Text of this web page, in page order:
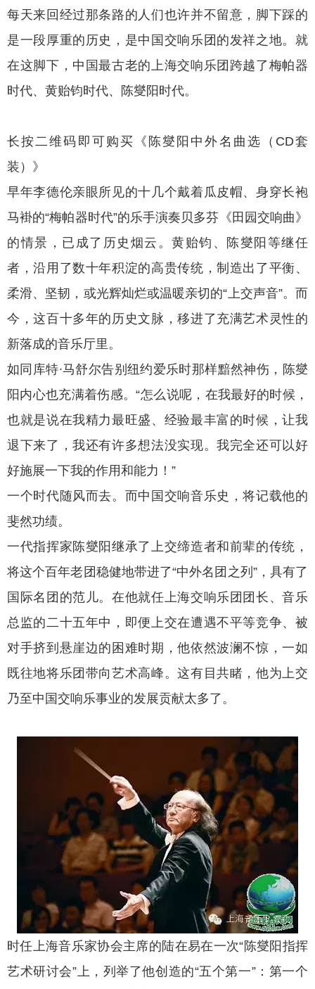
每天来回经过那条路的人们也许并不留意，脚下踩的
是一段厚重的历史，是中国交响乐团的发祥之地。就
在这脚下，中国最古老的上海交响乐团跨越了梅帕器
时代、黄贻钧时代、陈燮阳时代。
长按二维码即可购买《陈燮阳中外名曲选（CD套
装）》
早年李德伦亲眼所见的十几个戴着瓜皮帽、身穿长袍
马褂的“梅帕器时代”的乐手演奏贝多芬《田园交响曲》
的情景，已成了历史烟云。黄贻钧、陈燮阳等继任
者，沿用了数十年积淀的高贵传统，制造出了平衡、
柔滑、坚韧，或光辉灿烂或温暖亲切的“上交声音”。而
今，这百十多年的历史文脉，移进了充满艺术灵性的
新落成的音乐厅里。
如同库特∙马舒尔告别纽约爱乐时那样黯然神伤，陈燮
阳内心也充满着伤感。“怎么说呢，在我最好的时候，
也就是说在我精力最旺盛、经验最丰富的时候，让我
退下来了，我还有许多想法没实现。我完全还可以好
好施展一下我的作用和能力！”
一个时代随风而去。而中国交响音乐史，将记载他的
斐然功绩。
一代指挥家陈燮阳继承了上交缔造者和前辈的传统，
将这个百年老团稳健地带进了“中外名团之列”，具有了
国际名团的范儿。在他就任上海交响乐团团长、音乐
总监的二十五年中，即便上交在遭遇不平等竞争、被
对手挤到悬崖边的困难时期，他依然波澜不惊，一如
既往地将乐团带向艺术高峰。这有目共睹，他为上交
乃至中国交响乐事业的发展贡献太多了。
时任上海音乐家协会主席的陆在易在一次“陈燮阳指挥
艺术研讨会”上，列举了他创造的“五个第一”：第一个